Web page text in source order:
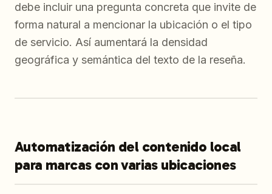
debe incluir una pregunta concreta que invite de
forma natural a mencionar la ubicación o el tipo
de servicio. Así aumentará la densidad
geográfica y semántica del texto de la reseña.
Automatización del contenido local
para marcas con varias ubicaciones